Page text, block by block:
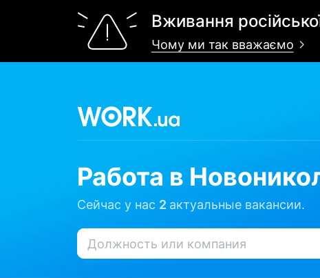
Вживання
Чому ми так вважаємо
Работа в
Сейчас у нас 2 актуальные вакансии.